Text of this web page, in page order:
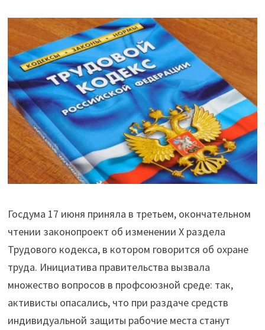
Госдума 17 июня приняла в третьем, окончательном
чтении законопроект об изменении Х раздела
Трудового кодекса, в котором говорится об охране
труда. Инициатива правительства вызвала
множество вопросов в профсоюзной среде: так,
активисты опасались, что при раздаче средств
индивидуальной защиты рабочие места станут